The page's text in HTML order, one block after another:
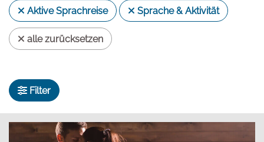
Aktive Sprachreise Sprache & Aktivität
alle zurücksetzen
Filter